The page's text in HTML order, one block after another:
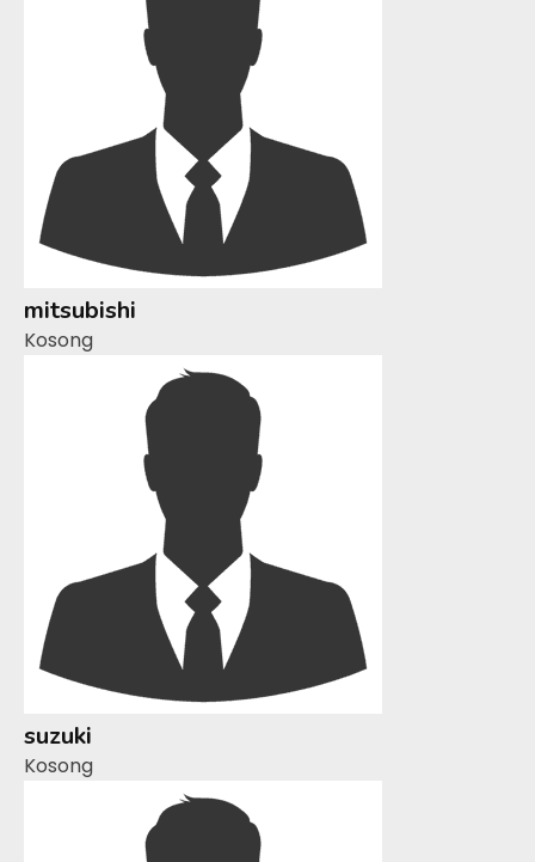
mitsubishi
Kosong
suzuki
Kosong